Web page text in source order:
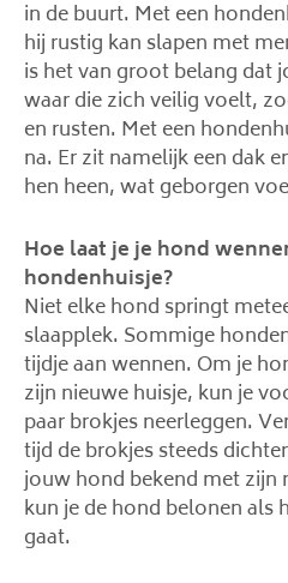
in de buurt. Met een
hij rustig kan slapen met
is het van groot belang dat
waar die zich veilig voelt,
en rusten. Met een
na. Er zit namelijk een dak
hen heen, wat geborgen
Hoe laat je je hond
hondenhuisje?
Niet elke hond springt
slaapplek. Sommige
tijdje aan wennen. Om je
zijn nieuwe huisje, kun je
paar brokjes neerleggen.
tijd de brokjes steeds
jouw hond bekend met zijn
kun je de hond belonen als
gaat.